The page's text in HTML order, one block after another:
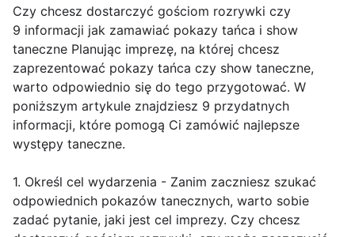
Czy chcesz dostarczyć gościom rozrywki czy
9 informacji jak zamawiać pokazy tańca i show
taneczne Planując imprezę, na której chcesz
zaprezentować pokazy tańca czy show taneczne,
warto odpowiednio się do tego przygotować. W
poniższym artykule znajdziesz 9 przydatnych
informacji, które pomogą Ci zamówić najlepsze
występy taneczne.
1. Określ cel wydarzenia - Zanim zaczniesz szukać
odpowiednich pokazów tanecznych, warto sobie
zadać pytanie, jaki jest cel imprezy. Czy chcesz